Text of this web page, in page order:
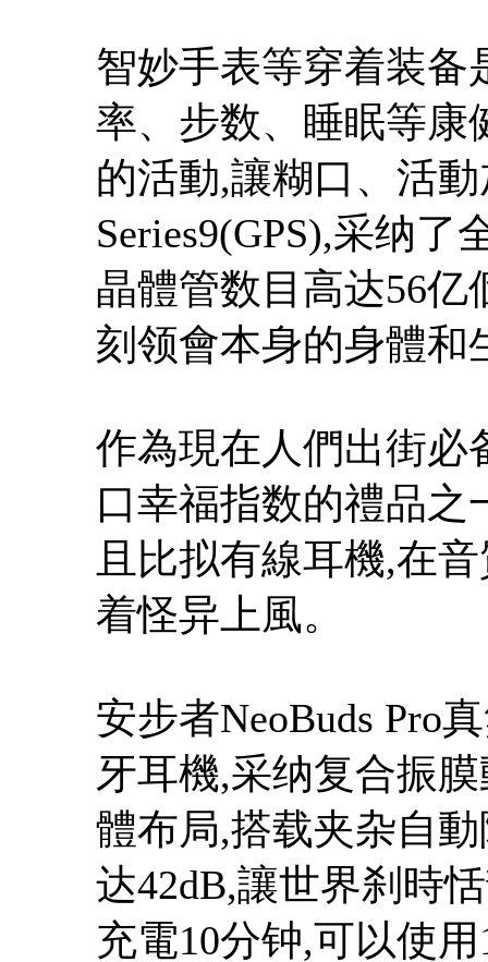
智妙手表等穿着装备
率、步数、睡眠等康
的活動,讓糊口、活
Series9(GPS),采纳了
晶體管数目高达56
刻领會本身的身體和
作為現在人們出街必
口幸福指数的禮品之
且比拟有線耳機,在
着怪异上風。
安步者NeoBuds Pro
牙耳機,采纳复合振
體布局,搭载夹杂自
达42dB,讓世界刹時
充電10分钟,可以使